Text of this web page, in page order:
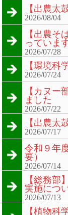
【出農太
2026/08/04
【出農そ
っていま
2026/07/28
【環境科
2026/07/24
【カヌー
ました
2026/07/22
【出農太
2026/07/17
令和９年
要）
2026/07/14
【総務
実施につ
2026/07/13
【植物科